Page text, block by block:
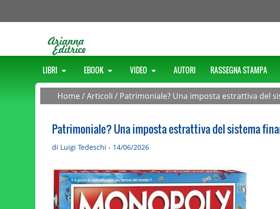
LIBRI EBOOK VIDEO AUTORI RASSEGNA STAMPA
Home /Articoli / Patrimoniale? Una imposta estrattiva del
Patrimoniale? Una imposta estrattiva del sistema
di Luigi Tedeschi - 14/06/2026